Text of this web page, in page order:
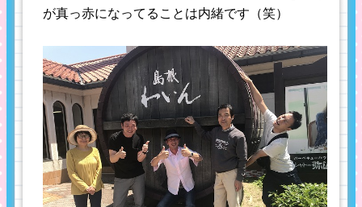
が真っ赤になってることは内緒です（笑）